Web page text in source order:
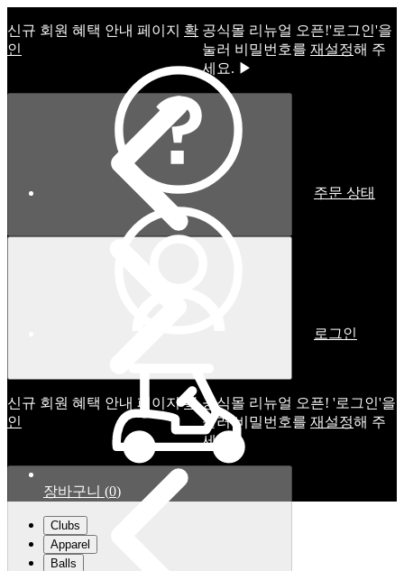
신규 회원 혜택 안내 페이지 확
인
공식몰 리뉴얼 오픈!ㅤ'로그인'을
눌러 비밀번호를 재설정해 주
세요. ▶
신규 회원 혜택 안내 페이지확
인
공식몰 리뉴얼 오픈! '로그인'을
눌러 비밀번호를 재설정해 주
세요.
주문 상태
로그인
장바구니 (0)
Clubs
Apparel
Balls